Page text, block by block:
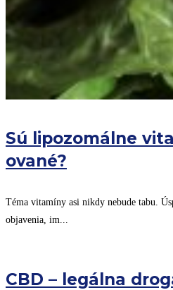
Sú lipozomálne
ované?
Téma vitamíny asi nikdy nebude tabu.
objavenia, im...
CBD – legálna